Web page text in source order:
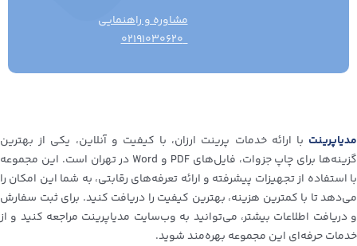
مشاوره و راهنمایی
۰۲۱۹۱۰۳۰۶۲۰
مدیاپرینت با ارائه خدمات پرینت ارزان، با کیفیت و آنلاین، یکی از بهترین
گزینه‌ها برای چاپ جزوات، فایل‌های PDF و Word در تهران است. این مجموعه
با استفاده از تجهیزات پیشرفته و ارائه تعرفه‌های رقابتی، به شما این امکان را
می‌دهد تا با کمترین هزینه، بهترین کیفیت را دریافت کنید. برای ثبت سفارش
و دریافت اطلاعات بیشتر، می‌توانید به وب‌سایت مدیاپرینت مراجعه کنید و از
خدمات حرفه‌ای این مجموعه بهره‌مند شوید.